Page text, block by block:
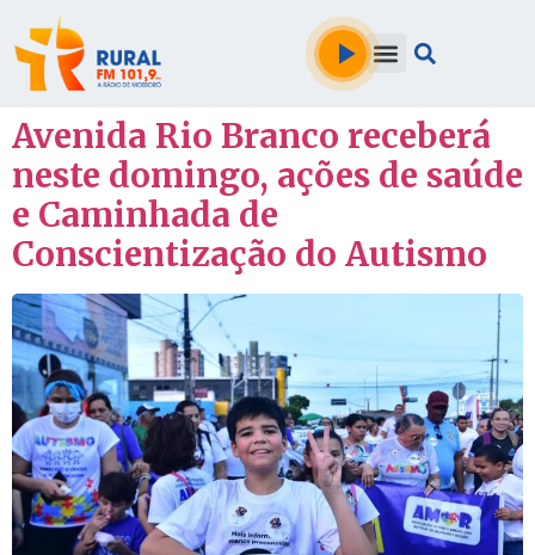
Avenida Rio Branco receberá
neste domingo, ações de saúde
e Caminhada de
Conscientização do Autismo